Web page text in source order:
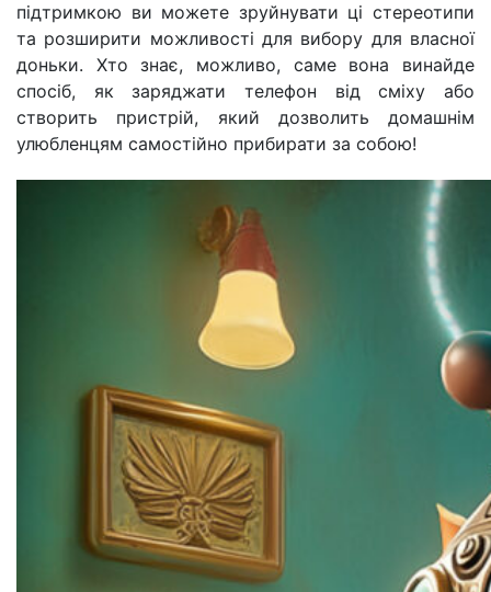
підтримкою ви можете зруйнувати ці стереотипи
та розширити можливості для вибору для власної
доньки. Хто знає, можливо, саме вона винайде
спосіб, як заряджати телефон від сміху або
створить пристрій, який дозволить домашнім
улюбленцям самостійно прибирати за собою!